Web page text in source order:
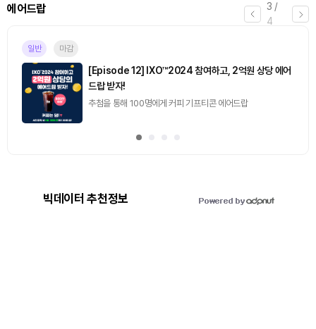
3 /
4
에어드랍
일반 마감
[Episode 12] IXO™2024 참여하고, 2억원 상당 에어
드랍 받자!
추첨을 통해 100명에게 커피 기프티콘 에어드랍
빅데이터 추천정보